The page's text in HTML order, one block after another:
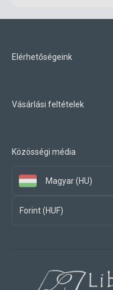
Elérhetőségeink
Vásárlási feltételek
Közösségi média
Magyar (HU)
Forint (HUF)